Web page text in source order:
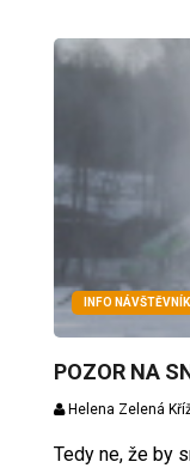
INFO
POZOR NA
Helena Zelená
Tedy ne, že by